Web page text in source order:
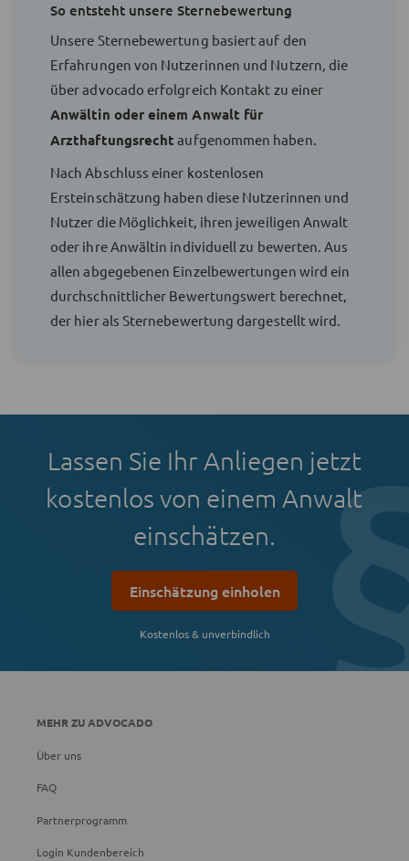
So entsteht unsere Sternebewertung
Unsere Sternebewertung basiert auf den
Erfahrungen von Nutzerinnen und Nutzern, die
über advocado erfolgreich Kontakt zu einer
Anwältin oder einem Anwalt für
Arzthaftungsrecht aufgenommen haben.
Nach Abschluss einer kostenlosen
Ersteinschätzung haben diese Nutzerinnen und
Nutzer die Möglichkeit, ihren jeweiligen Anwalt
oder ihre Anwältin individuell zu bewerten. Aus
allen abgegebenen Einzelbewertungen wird ein
durchschnittlicher Bewertungswert berechnet,
der hier als Sternebewertung dargestellt wird.
Lassen Sie Ihr Anliegen jetzt
kostenlos von einem Anwalt
einschätzen.
Einschätzung einholen
Kostenlos & unverbindlich
MEHR ZU ADVOCADO
Über uns
FAQ
Partnerprogramm
Login Kundenbereich